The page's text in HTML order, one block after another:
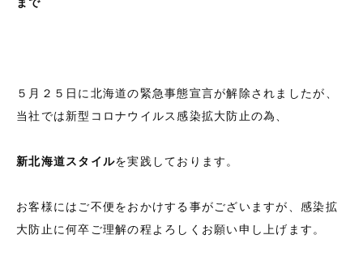
５月２５日に北海道の緊急事態宣言が解除されましたが、
当社では新型コロナウイルス感染拡大防止の為、
新北海道スタイルを実践しております。
お客様にはご不便をおかけする事がございますが、感染拡
大防止に何卒ご理解の程よろしくお願い申し上げます。